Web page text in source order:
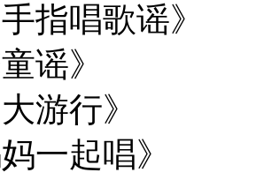
指唱歌谣》
谣》
游行》
一起唱》